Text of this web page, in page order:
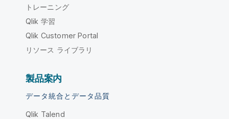
トレーニング
Qlik 学習
Qlik Customer Portal
リソース ライブラリ
製品案内
データ統合とデータ品質
Qlik Talend